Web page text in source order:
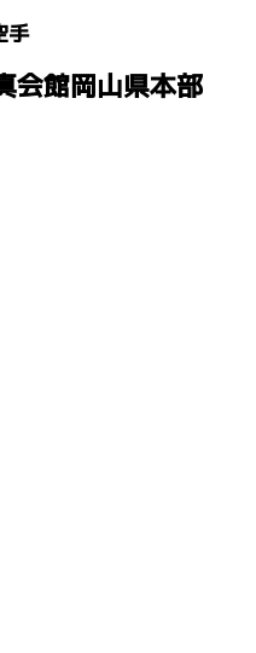
手
館岡山県本部